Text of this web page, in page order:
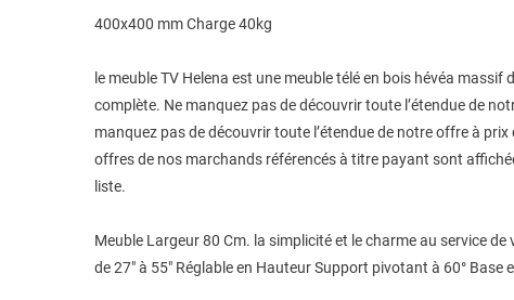
400x400 mm Charge 40kg
le meuble TV Helena est une meuble télé en bois hévéa
complète. Ne manquez pas de découvrir toute l’étendue de
manquez pas de découvrir toute l’étendue de notre offre à
offres de nos marchands référencés à titre payant sont
liste.
Meuble Largeur 80 Cm. la simplicité et le charme au service
de 27" à 55" Réglable en Hauteur Support pivotant à 60° Base